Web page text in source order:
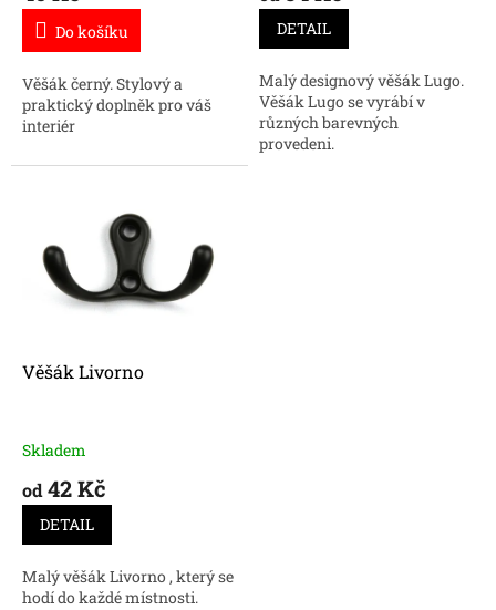
Do košíku
Věšák černý. Stylový a
praktický doplněk pro váš
interiér
DETAIL
Malý designový věšák Lugo.
Věšák Lugo se vyrábí v
různých barevných
provedeni.
Věšák Livorno
Skladem
od 42 Kč
DETAIL
Malý věšák Livorno , který se
hodí do každé místnosti.